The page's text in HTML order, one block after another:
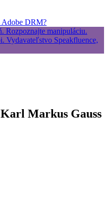
Adobe DRM?
Markus Gauss